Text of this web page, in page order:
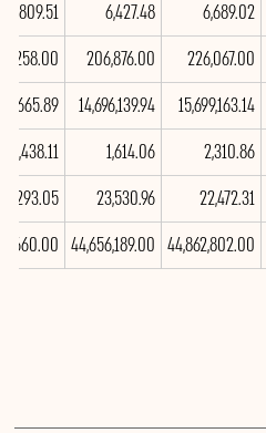
6,689.02
6,427.48
7,809.51
226,067.00
206,876.00
15,699,163.14
14,696,139.94
2,310.86
1,614.06
1,438.11
22,472.31
23,530.96
21,293.05
44,862,802.00
44,656,189.00